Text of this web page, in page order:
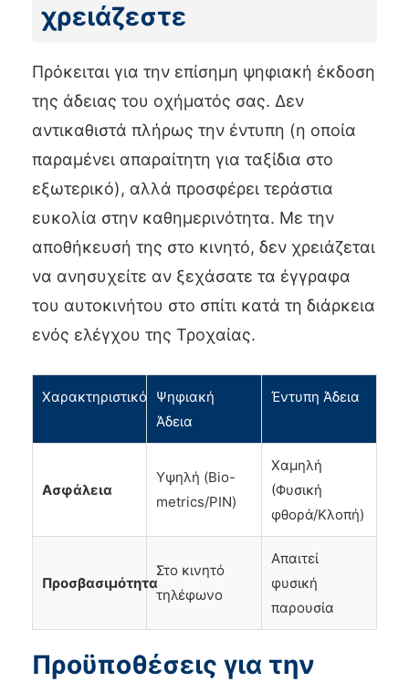
χρειάζεστε
Πρόκειται για την επίσημη ψηφιακή έκδοση
της άδειας του οχήματός σας. Δεν
αντικαθιστά πλήρως την έντυπη (η οποία
παραμένει απαραίτητη για ταξίδια στο
εξωτερικό), αλλά προσφέρει τεράστια
ευκολία στην καθημερινότητα. Με την
αποθήκευσή της στο κινητό, δεν χρειάζεται
να ανησυχείτε αν ξεχάσατε τα έγγραφα
του αυτοκινήτου στο σπίτι κατά τη διάρκεια
ενός ελέγχου της Τροχαίας.
Χαρακτηριστικό
Ψηφιακή
Άδεια
Έντυπη Άδεια
Ασφάλεια
Υψηλή (Bio-
metrics/PIN)
Χαμηλή
(Φυσική
φθορά/Κλοπή)
Προσβασιμότητα
Στο κινητό
τηλέφωνο
Απαιτεί
φυσική
παρουσία
Προϋποθέσεις για την